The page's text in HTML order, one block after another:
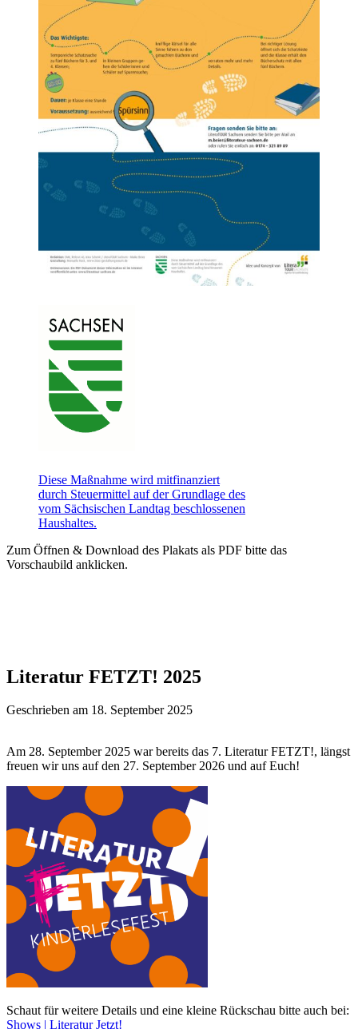
Diese Maßnahme wird mitfinanziert
durch Steuermittel auf der Grundlage des
vom Sächsischen Landtag beschlossenen
Haushaltes.
Zum Öffnen & Download des Plakats als PDF bitte das
Vorschaubild anklicken.
Literatur FETZT! 2025
Geschrieben am 18. September 2025
Am 28. September 2025 war bereits das 7. Literatur FETZT!, längst
freuen wir uns auf den 27. September 2026 und auf Euch!
Schaut für weitere Details und eine kleine Rückschau bitte auch bei:
Shows | Literatur Jetzt!